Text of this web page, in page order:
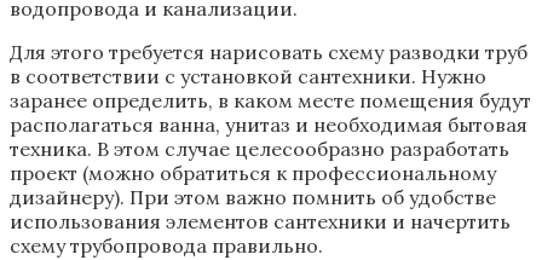
водопровода и канализации.
Для этого требуется нарисовать схему разводки труб
в соответствии с установкой сантехники. Нужно
заранее определить, в каком месте помещения будут
располагаться ванна, унитаз и необходимая бытовая
техника. В этом случае целесообразно разработать
проект (можно обратиться к профессиональному
дизайнеру). При этом важно помнить об удобстве
использования элементов сантехники и начертить
схему трубопровода правильно.